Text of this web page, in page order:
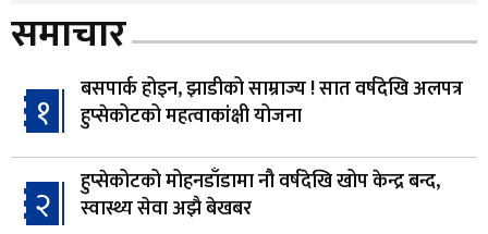
समाचार
१
बसपार्क होइन, झाडीको साम्राज्य ! सात वर्षदेखि अलपत्र
हुप्सेकोटको महत्वाकांक्षी योजना
२
हुप्सेकोटको मोहनडाँडामा नौ वर्षदेखि खोप केन्द्र बन्द,
स्वास्थ्य सेवा अझै बेखबर